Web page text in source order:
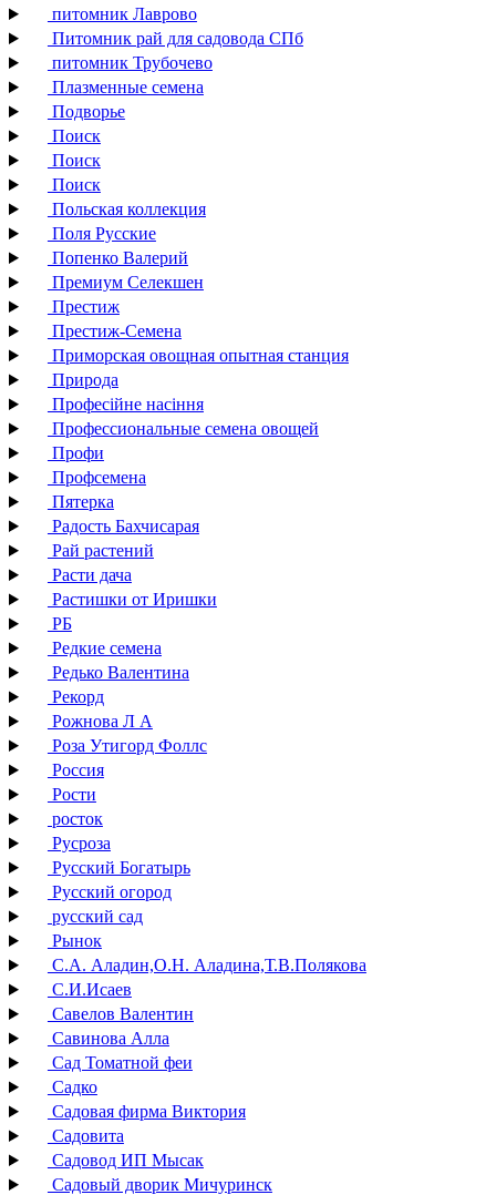
питомник Лаврово
Питомник рай для садовода СПб
питомник Трубочево
Плазменные семена
Подворье
Поиск
Поиск
Поиск
Польская коллекция
Поля Русские
Попенко Валерий
Премиум Селекшен
Престиж
Престиж-Семена
Приморская овощная опытная станция
Природа
Професійне насіння
Профессиональные семена овощей
Профи
Профсемена
Пятерка
Радость Бахчисарая
Рай растений
Расти дача
Растишки от Иришки
РБ
Редкие семена
Редько Валентина
Рекорд
Рожнова Л А
Роза Утигорд Фоллс
Россия
Рости
росток
Русроза
Русский Богатырь
Русский огород
русский сад
Рынок
С.А. Аладин,О.Н. Аладина,Т.В.Полякова
С.И.Исаев
Савелов Валентин
Савинова Алла
Сад Томатной феи
Садко
Садовая фирма Виктория
Садовита
Садовод ИП Мысак
Садовый дворик Мичуринск